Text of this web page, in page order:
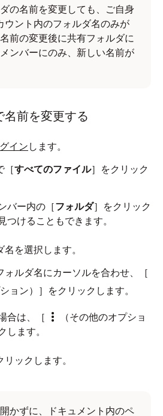
の名前を変更しても、ご自身
ウント内のフォルダ名のみが
前の変更後に共有フォルダに
ンバーにのみ、新しい名前が
前を変更する
イン します。
［すべてのファイル］をクリック
バー内の［フォルダ］をクリック
つけることもできます。
を選択します。
ォルダ名にカーソルを合わせ、［
ョン）］をクリックします。
合は、［
（その他のオプショ
します。
リックします。
かずに、ドキュメント内のペ